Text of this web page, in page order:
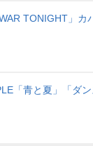
TONIGHT」カ
「青と夏」「ダ